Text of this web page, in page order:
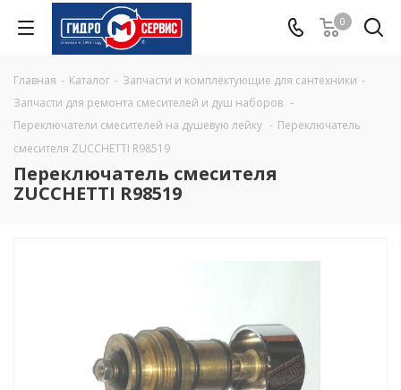
0
Главная - Каталог - Запчасти и комплектующие для сантехники -
Запчасти для ремонта смесителей и душ наборов -
Переключатели смесителей на душевую лейку - Переключатель
смесителя ZUCCHETTI R98519
Переключатель смесителя
ZUCCHETTI R98519